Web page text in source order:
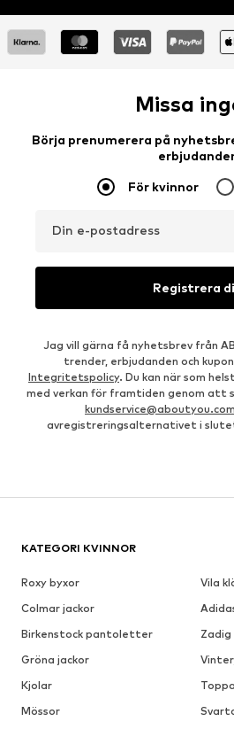
Missa
Börja prenumerera på
För kvinnor
Din e-postadress
Registrera
Jag vill gärna få nyhetsbrev från
trender, erbjudanden och
Integritetspolicy. Du kan när som
med verkan för framtiden genom att
kundservice@aboutyou.com
avregistreringsalternativet i
KATEGORI KVINNOR
Roxy byxor
Vila
Colmar jackor
Birkenstock pantoletter
Zadig
Gröna jackor
Kjolar
Mössor